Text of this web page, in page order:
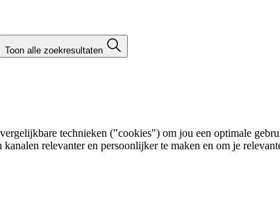
Toon alle zoekresultaten
technieken ("cookies") om jou een optimale
relevanter en persoonlijker te maken en om je